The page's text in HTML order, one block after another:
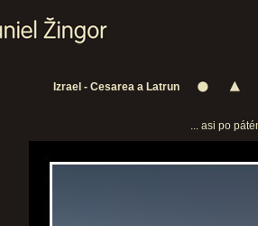
Izrael - Cesarea a Latrun
... asi po